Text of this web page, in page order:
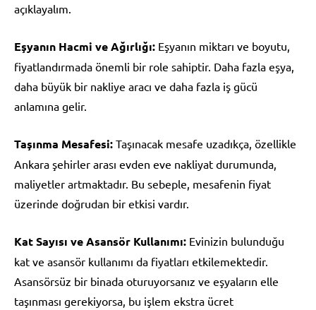
açıklayalım.
Eşyanın Hacmi ve Ağırlığı: Eşyanın miktarı ve boyutu,
fiyatlandırmada önemli bir role sahiptir. Daha fazla eşya,
daha büyük bir nakliye aracı ve daha fazla iş gücü
anlamına gelir.
Taşınma Mesafesi: Taşınacak mesafe uzadıkça, özellikle
Ankara şehirler arası evden eve nakliyat durumunda,
maliyetler artmaktadır. Bu sebeple, mesafenin fiyat
üzerinde doğrudan bir etkisi vardır.
Kat Sayısı ve Asansör Kullanımı: Evinizin bulunduğu
kat ve asansör kullanımı da fiyatları etkilemektedir.
Asansörsüz bir binada oturuyorsanız ve eşyaların elle
taşınması gerekiyorsa, bu işlem ekstra ücret